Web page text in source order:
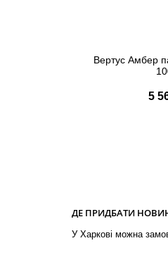
Вертус Амбер
5
ДЕ ПРИДБАТИ
У Харкові можна